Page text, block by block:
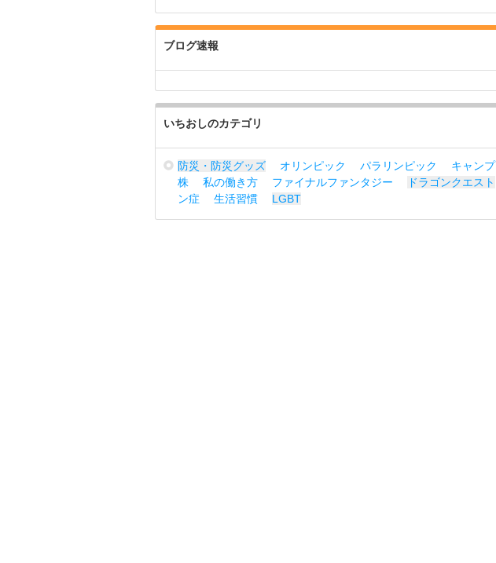
ブログ速報
いちおしのカテゴリ
防災・防災グッズ オリンピック パラリンピック キャンプ
株
私の働き方 ファイナルファンタジー ドラゴンクエスト
ン症
生活習慣 LGBT